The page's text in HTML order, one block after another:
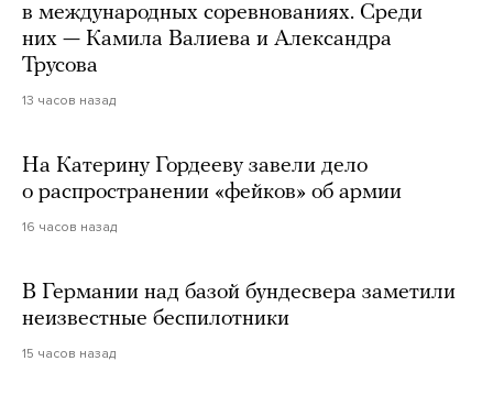
в международных соревнованиях. Среди
них — Камила Валиева и Александра
Трусова
13 часов назад
На Катерину Гордееву завели дело
о распространении «фейков» об армии
16 часов назад
В Германии над базой бундесвера заметили
неизвестные беспилотники
15 часов назад